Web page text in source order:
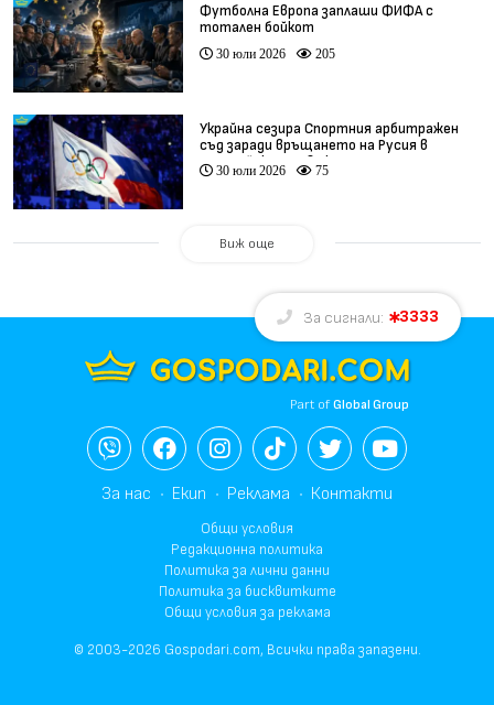
Футболна Европа заплаши ФИФА с
тотален бойкот
30 юли 2026 205
Украйна сезира Спортния арбитражен
съд заради връщането на Русия в
олимпийското движение
30 юли 2026 75
Виж още
За сигнали: 3333
Part ofGlobal Group
За нас Екип Реклама Контакти
Общи условия
Редакционна политика
Политика за лични данни
Политика за бисквитките
Общи условия за реклама
© 2003-2026 Gospodari.com, Всички права запазени.